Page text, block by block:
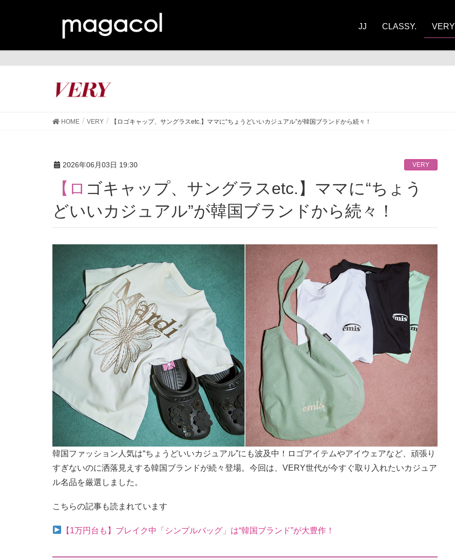
JJ CLASSY. VERY
HOME VERY 【ロゴキャップ、サングラスetc.】ママに“ちょうどいいカジュアル”が韓国ブランドから続々！
2026年06月03日 19:30 VERY
【ロゴキャップ、サングラスetc.】ママに“ちょう
どいいカジュアル”が韓国ブランドから続々！
韓国ファッション人気は“ちょうどいいカジュアル”にも波及中！ロゴアイテムやアイウェアなど、頑張り
すぎないのに洒落見えする韓国ブランドが続々登場。今回は、VERY世代が今すぐ取り入れたいカジュア
ル名品を厳選しました。
こちらの記事も読まれています
【1万円台も】ブレイク中「シンプルバッグ」は“韓国ブランド”が大豊作！